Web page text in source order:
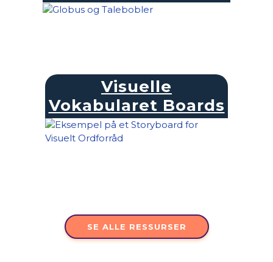
Visuelle
Vokabularet Boards
SE ALLE RESSURSER